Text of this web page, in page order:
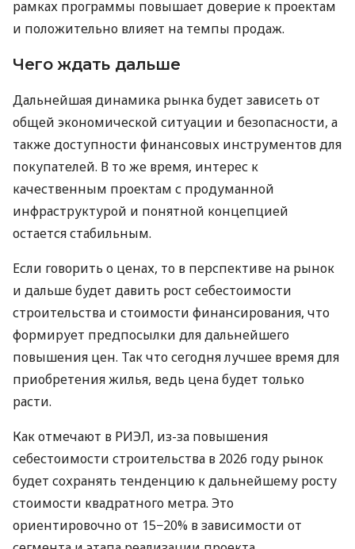
рамках программы повышает доверие к проектам
и положительно влияет на темпы продаж.
Чего ждать дальше
Дальнейшая динамика рынка будет зависеть от
общей экономической ситуации и безопасности, а
также доступности финансовых инструментов для
покупателей. В то же время, интерес к
качественным проектам с продуманной
инфраструктурой и понятной концепцией
остается стабильным.
Если говорить о ценах, то в перспективе на рынок
и дальше будет давить рост себестоимости
строительства и стоимости финансирования, что
формирует предпосылки для дальнейшего
повышения цен. Так что сегодня лучшее время для
приобретения жилья, ведь цена будет только
расти.
Как отмечают в РИЭЛ, из-за повышения
себестоимости строительства в 2026 году рынок
будет сохранять тенденцию к дальнейшему росту
стоимости квадратного метра. Это
ориентировочно от 15−20% в зависимости от